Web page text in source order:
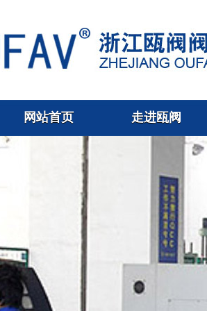
网站首页 走进瓯阀